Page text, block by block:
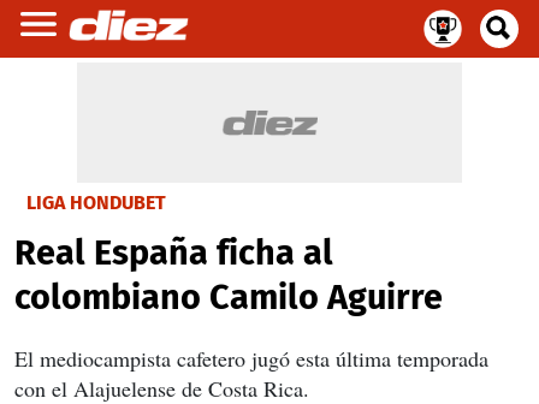
LIGA HONDUBET
Real España ficha al
colombiano Camilo Aguirre
El mediocampista cafetero jugó esta última temporada
con el Alajuelense de Costa Rica.